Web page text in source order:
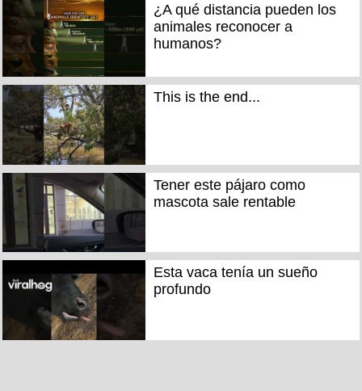
¿A qué distancia pueden los
animales reconocer a
humanos?
This is the end...
Tener este pájaro como
mascota sale rentable
Esta vaca tenía un sueño
profundo